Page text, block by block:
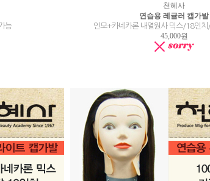
능
천혜사
연습용 레귤러 캡가발
인모+카네카론 내열원사 믹스/18인치
45,000원